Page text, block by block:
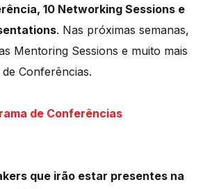
10 Networking Sessions e
. Nas próximas semanas,
Mentoring Sessions e muito mais
Conferências.
de Conferências
que irão estar presentes na